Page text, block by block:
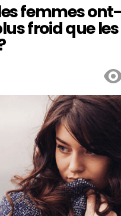
femmes
froid que les